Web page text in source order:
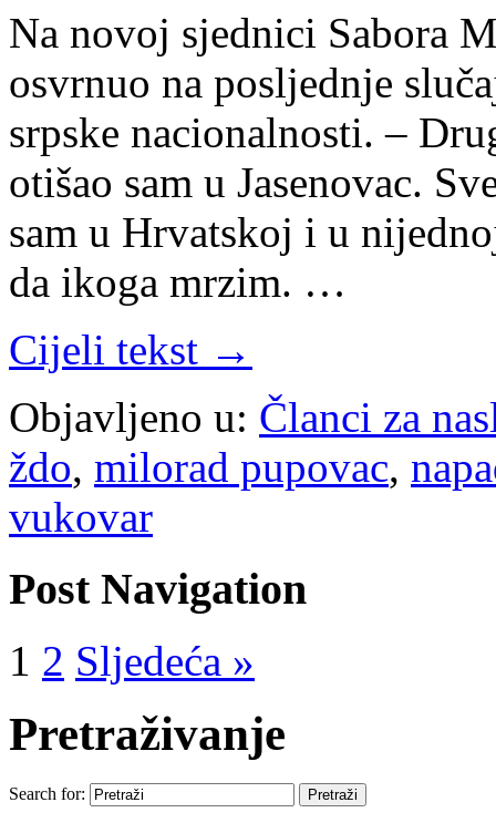
Na novoj sjednici Sabora
osvrnuo na posljednje
srpske nacionalnosti. –
otišao sam u Jasenovac.
sam u Hrvatskoj i u
da ikoga mrzim. …
Cijeli tekst →
Objavljeno u: Članci za
ždo, milorad pupovac,
vukovar
Post Navigation
1 2 Sljedeća »
Pretraživanje
Search for: